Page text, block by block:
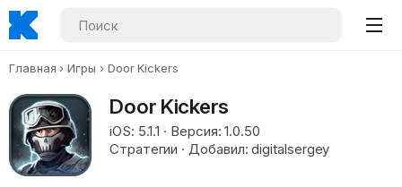
Главная Игры Door Kickers
Door Kickers
iOS: 5.1.1 · Версия: 1.0.50
Стратегии · Добавил: digitalsergey